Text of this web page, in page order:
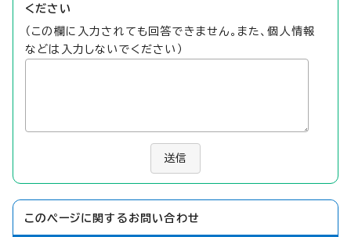
ください
（この欄に入力されても回答できません。また、個人情報
などは入力しないでください）
送信
このページに関する お問い合わせ